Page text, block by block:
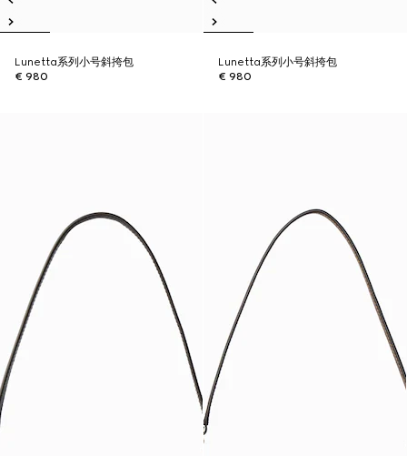
Lunetta系列小号斜挎包
€ 980
Lunetta系列小号斜挎包
€ 980